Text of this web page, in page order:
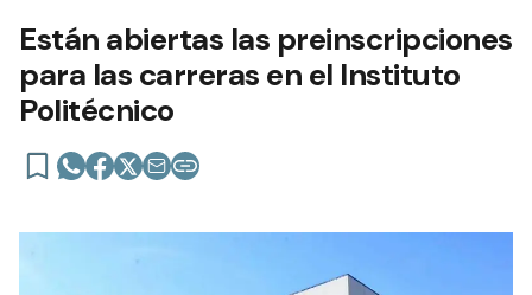
Están abiertas las preinscripciones
para las carreras en el Instituto
Politécnico